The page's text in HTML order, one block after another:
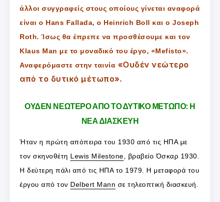
άλλοι συγγραφείς στους οποίους γίνεται αναφορά
είναι ο Hans Fallada, ο Heinrich Boll και ο Joseph
Roth. Ίσως θα έπρεπε να προσθέσουμε και τον
Klaus Man με το μοναδικό του έργο, «Mefisto».
Αναφερόμαστε στην ταινία «Ουδέν νεώτερο
από το δυτικό μέτωπο».
ΟΥΔΕΝ ΝΕΩΤΕΡΟ ΑΠΟ ΤΟ ΔΥΤΙΚΟ ΜΕΤΩΠΟ: Η
ΝΕΑ ΔΙΑΣΚΕΥΗ
Ήταν η πρώτη απόπειρα του 1930 από τις ΗΠΑ με
τον σκηνοθέτη Lewis Milestone , βραβείο Όσκαρ 1930.
Η δεύτερη πάλι από τις ΗΠΑ το 1979. Η μεταφορά του
έργου από τον Delbert Mann σε τηλεοπτική διασκευή.